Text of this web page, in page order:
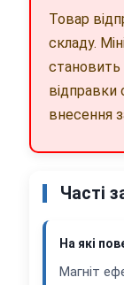
Товар
складу.
становить
внесення
Часті
На які
Магніт